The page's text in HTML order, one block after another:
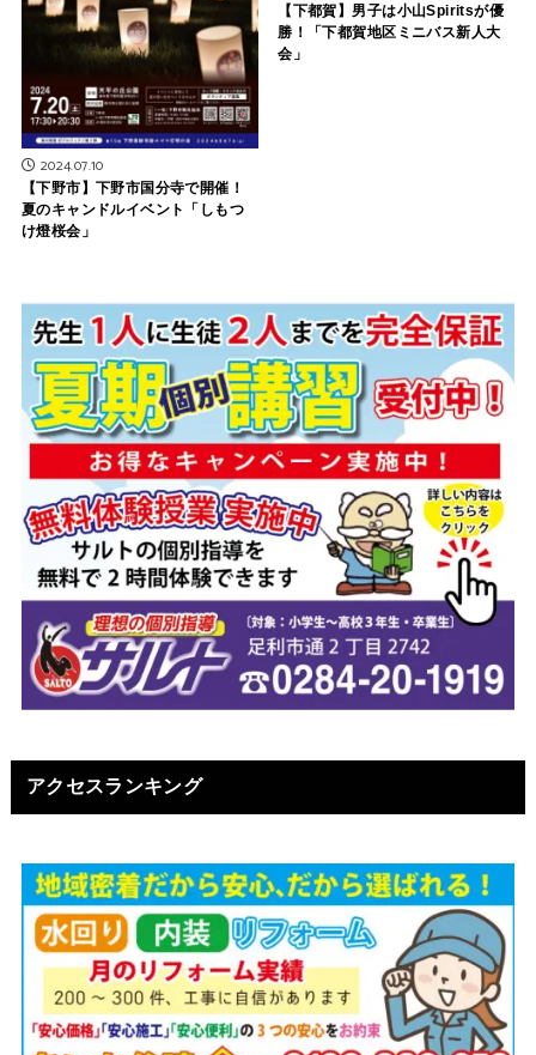
2024.07.10
【下野市】下野市国分寺で開催！
夏のキャンドルイベント「しもつ
け燈桜会」
【下都賀】男子は小山Spiritsが優
勝！「下都賀地区ミニバス新人大
会」
アクセスランキング